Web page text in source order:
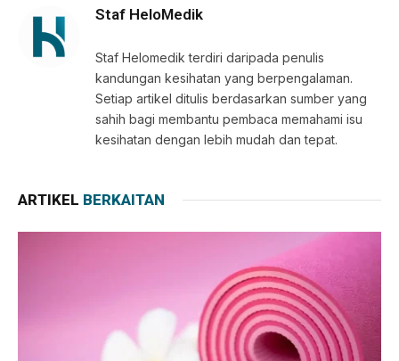
Staf HeloMedik
Staf Helomedik terdiri daripada penulis
kandungan kesihatan yang berpengalaman.
Setiap artikel ditulis berdasarkan sumber yang
sahih bagi membantu pembaca memahami isu
kesihatan dengan lebih mudah dan tepat.
ARTIKEL BERKAITAN